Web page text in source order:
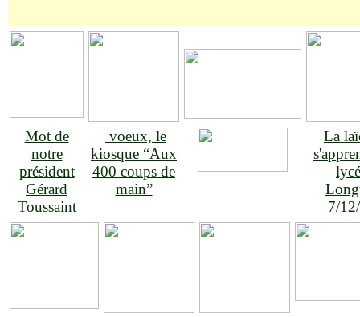
Mot de
notre
président
Gérard
Toussaint
voeux, le
kiosque “Aux
400 coups de
main”
La
7/